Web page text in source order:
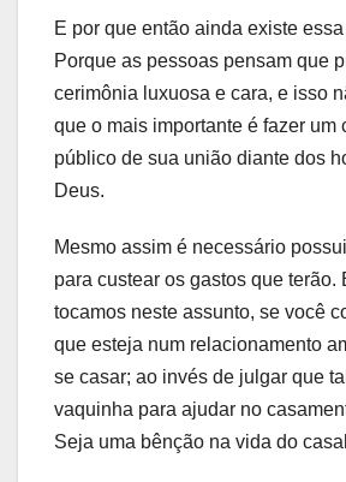
E por que então ainda existe
Porque as pessoas pensam que
cerimônia luxuosa e cara, e isso
que o mais importante é fazer um
público de sua união diante dos
Deus.
Mesmo assim é necessário
para custear os gastos que terão.
tocamos neste assunto, se você
que esteja num relacionamento
se casar; ao invés de julgar que
vaquinha para ajudar no
Seja uma bênção na vida do